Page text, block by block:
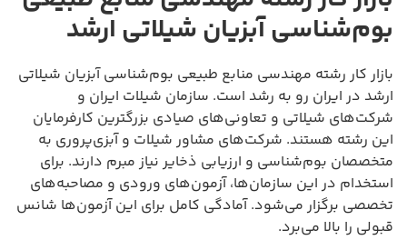
بوم‌شناسی آبزیان شیلاتی ارشد
بازار کار رشته مهندسی منابع طبیعی بوم‌شناسی آبزیان شیلاتی
ارشد در ایران رو به رشد است. سازمان شیلات ایران و
شرکت‌های شیلاتی و تعاونی‌های صیادی بزرگترین کارفرمایان
این رشته هستند. شرکت‌های مشاور شیلات و آبزی‌پروری به
متخصصان بوم‌شناسی و ارزیابی ذخایر نیاز مبرم دارند. برای
استخدام در این سازمان‌ها، آزمون‌های ورودی و مصاحبه‌های
تخصصی برگزار می‌شود. آمادگی کامل برای این آزمون‌ها شانس
قبولی را بالا می‌برد.